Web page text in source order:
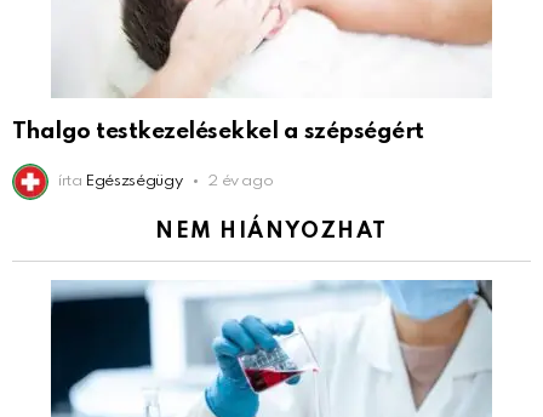
Thalgo testkezelésekkel a szépségért
írta Egészségügy 2 év ago
NEM HIÁNYOZHAT